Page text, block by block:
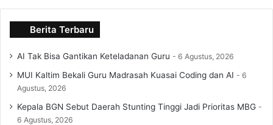
Berita Terbaru
AI Tak Bisa Gantikan Keteladanan Guru 6 Agustus, 2026
MUI Kaltim Bekali Guru Madrasah Kuasai Coding dan AI
6
Agustus, 2026
Kepala BGN Sebut Daerah Stunting Tinggi Jadi Prioritas MBG
6 Agustus, 2026